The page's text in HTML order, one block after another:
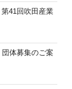
41回吹田産業
体募集のご案